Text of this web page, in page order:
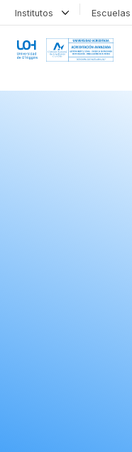
Institutos Escuelas